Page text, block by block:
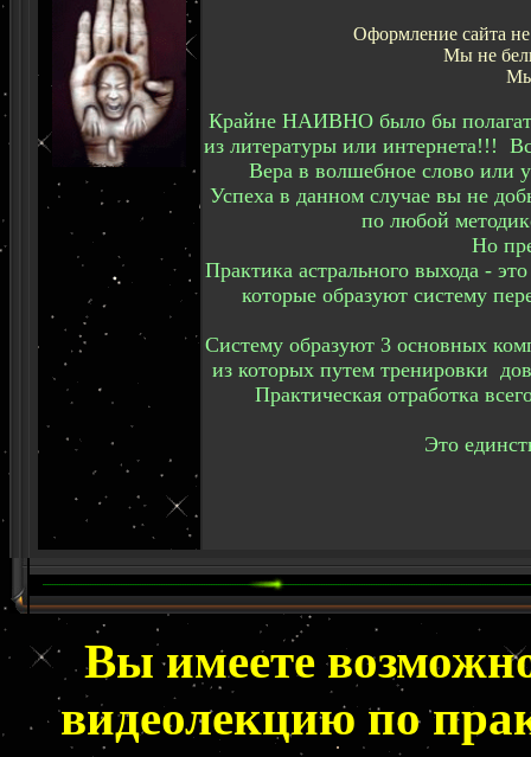
Оформление сайта
Мы не
Мы
Крайне НАИВНО было бы
из литературы или интернета!!!
Вера в волшебное слово
Успеха в данном случае вы не
по любой
Но
Практика астрального выхода -
которые образуют систему
Систему образуют 3 основных
из которых путем тренировки
Практическая отработка
Это
Вы имеете
видеолекциюпо